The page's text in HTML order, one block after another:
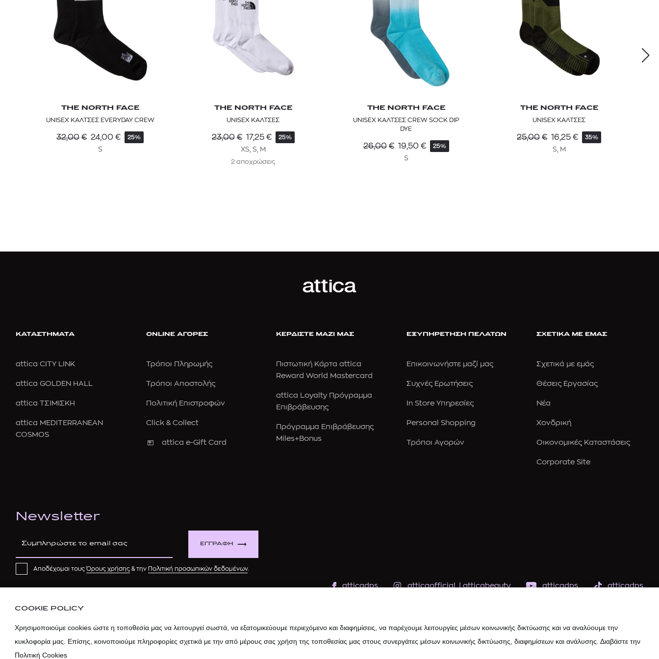
THE NORTH FACE
UNISEX ΚΑΛΤΣΕΣ EVERYDAY CREW
32,00 € 24,00 € 25%
S
THE NORTH FACE
UNISEX ΚΑΛΤΣΕΣ
23,00 € 17,25 € 25%
XS, S, M
2 αποχρώσεις
THE NORTH FACE
UNISEX ΚΑΛΤΣΕΣ CREW SOCK DIP
DYE
26,00 € 19,50 € 25%
S
THE NORTH FACE
UNISEX ΚΑΛΤΣΕΣ
25,00 € 16,25 € 35%
S, M
ΚΑΤΑΣΤΗΜΑΤΑ
attica CITY LINK
attica GOLDEN HALL
attica ΤΣΙΜΙΣΚΗ
attica MEDITERRANEAN
COSMOS
ONLINE ΑΓΟΡΕΣ
Τρόποι Πληρωμής
Τρόποι Αποστολής
Πολιτική Επιστροφών
Click & Collect
attica e-Gift Card
ΚΕΡΔΙΣΤΕ ΜΑΖΙ ΜΑΣ
Πιστωτική Κάρτα attica
Reward World Mastercard
attica Loyalty Πρόγραμμα
Επιβράβευσης
Πρόγραμμα Επιβράβευσης
Miles+Bonus
ΕΞΥΠΗΡΕΤΗΣΗ ΠΕΛΑΤΩΝ
Επικοινωνήστε μαζί μας
Συχνές Ερωτήσεις
In Store Υπηρεσίες
Personal Shopping
Τρόποι Αγορών
ΣΧΕΤΙΚΑ ΜΕ ΕΜΑΣ
Σχετικά με εμάς
Θέσεις Εργασίας
Νέα
Χονδρική
Οικονομικές Καταστάσεις
Corporate Site
Newsletter
ΕΓΓΡΑΦΗ
Αποδέχομαι τουςΌρους χρήσης & την Πολιτική προσωπικών δεδομένων.
atticadps atticaofficial | atticabeauty atticadps atticadps
COOKIE POLICY
Χρησιμοποιούμε cookies ώστε η τοποθεσία μας να λειτουργεί σωστά, να εξατομικεύουμε περιεχόμενο και διαφημίσεις, να παρέχουμε λειτουργίες μέσων κοινωνικής δικτύωσης και να αναλύουμε την
κυκλοφορία μας. Επίσης, κοινοποιούμε πληροφορίες σχετικά με την από μέρους σας χρήση της τοποθεσίας μας στους συνεργάτες μέσων κοινωνικής δικτύωσης, διαφημίσεων και ανάλυσης. Διαβάστε την
Πολιτική Cookies